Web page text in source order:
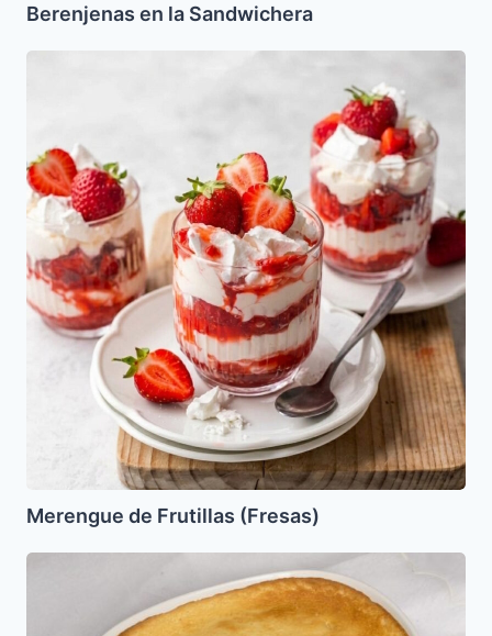
Berenjenas en la Sandwichera
(Fresas)
Merengue de Frutillas (Fresas)
Malai